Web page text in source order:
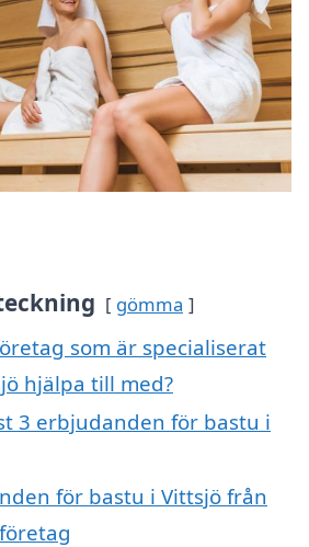
gömma
som är specialiserat
hjälpa till med?
3 erbjudanden för bastu i
för bastu i Vittsjö från